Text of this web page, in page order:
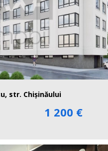
str. Chișinăului
1 200 €